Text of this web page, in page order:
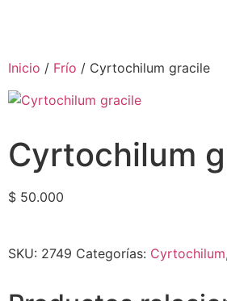
Inicio / Frío / Cyrtochilum gracile
Cyrtochilum
$ 50.000
SKU: 2749 Categorías: Cyrtochilum,